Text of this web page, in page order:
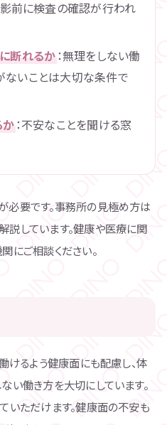
影前に検査の確認が行われ
断れるか ：無理をしない働
ないことは大切な条件で
か ：不安なことを聞ける窓
要です。事務所の見極め方は
説しています。健康や医療に関
にご相談ください。
けるよう健康面にも配慮し、体
い働き方を大切にしています。
いただけます。健康面の不安も